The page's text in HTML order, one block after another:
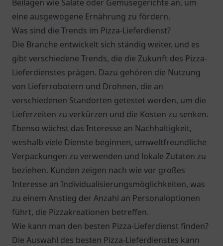
Beilagen wie Salate oder Gemüsegerichte an, um
eine ausgewogene Ernährung zu fördern.
Was sind die Trends im Pizza-Lieferdienst?
Die Branche entwickelt sich ständig weiter, und es
gibt verschiedene Trends, die die Zukunft des Pizza-
Lieferdienstes prägen. Dazu gehören die Nutzung
von Lieferrobotern und Drohnen, die an
verschiedenen Standorten getestet werden, um die
Lieferzeiten zu verkürzen und die Kosten zu senken.
Ebenso wächst das Interesse an Nachhaltigkeit,
weshalb viele Dienste beginnen, umweltfreundliche
Verpackungen zu verwenden und lokale Zutaten zu
beziehen. Kunden zeigen nach wie vor großes
Interesse an Individualisierungsmöglichkeiten, was
zu einem Anstieg der Anzahl an Personaloptionen
führt, die Pizzakreationen betreffen.
Wie kann man den besten Pizza-Lieferdienst finden?
Die Auswahl des besten Pizza-Lieferdienstes kann